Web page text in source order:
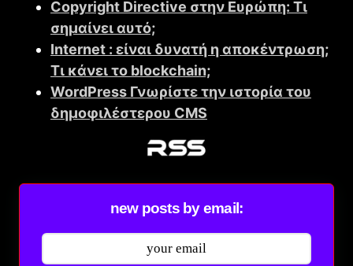
Copyright Directive στην Ευρώπη: Τι
σημαίνει αυτό;
Internet : είναι δυνατή η αποκέντρωση;
Τι κάνει το blockchain;
WordPress Γνωρίστε την ιστορία του
δημοφιλέστερου CMS
new posts by email: